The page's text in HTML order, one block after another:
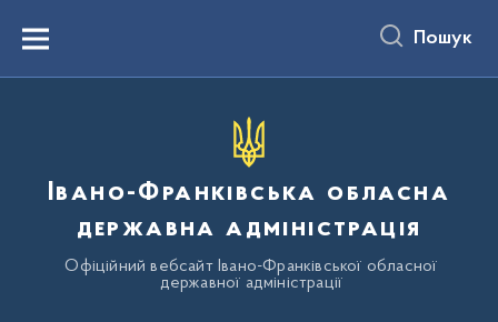
вмістуMenu Пошук
Івано-Франківська обласна
державна адміністрація
Офіційний вебсайт Івано-Франківської обласної
державної адміністрації